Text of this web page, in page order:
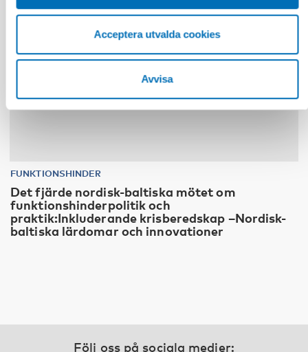
Acceptera utvalda cookies
Avvisa
FUNKTIONSHINDER
Det fjärde nordisk-baltiska mötet om
funktionshinderpolitik och
praktik:Inkluderande krisberedskap –Nordisk-
baltiska lärdomar och innovationer
Följ oss på sociala medier: